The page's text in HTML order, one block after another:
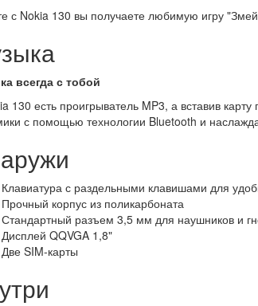
с Nokia 130 вы получаете любимую игру
всегда с тобой
130 есть проигрыватель MP3, а вставив
с помощью технологии Bluetooth и
Клавиатура с раздельными клавишами для
Прочный корпус из поликарбоната
Стандартный разъем 3,5 мм для наушников и
Дисплей QQVGA 1,8"
Две SIM-карты